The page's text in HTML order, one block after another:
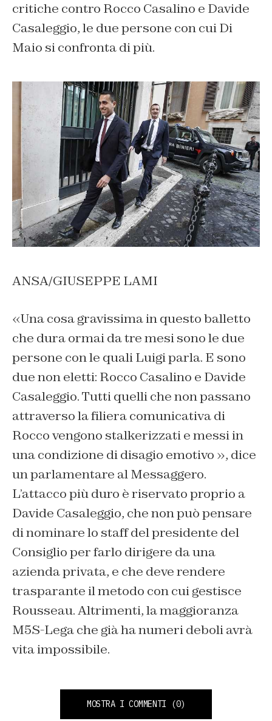
critiche contro Rocco Casalino e Davide
Casaleggio, le due persone con cui Di
Maio si confronta di più.
ANSA/GIUSEPPE LAMI
«Una cosa gravissima in questo balletto
che dura ormai da tre mesi sono le due
persone con le quali Luigi parla. E sono
due non eletti: Rocco Casalino e Davide
Casaleggio. Tutti quelli che non passano
attraverso la filiera comunicativa di
Rocco vengono stalkerizzati e messi in
una condizione di disagio emotivo », dice
un parlamentare al Messaggero.
L’attacco più duro è riservato proprio a
Davide Casaleggio, che non può pensare
di nominare lo staff del presidente del
Consiglio per farlo dirigere da una
azienda privata, e che deve rendere
trasparante il metodo con cui gestisce
Rousseau. Altrimenti, la maggioranza
M5S-Lega che già ha numeri deboli avrà
vita impossibile.
MOSTRA I COMMENTI (0)